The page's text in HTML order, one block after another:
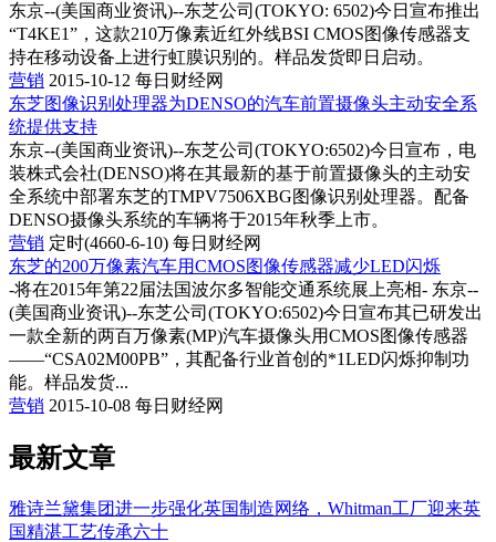
东京--(美国商业资讯)--东芝公司(TOKYO: 6502)今日宣布推出
“T4KE1”，这款210万像素近红外线BSI CMOS图像传感器支
持在移动设备上进行虹膜识别的。样品发货即日启动。
营销 2015-10-12 每日财经网
东芝图像识别处理器为DENSO的汽车前置摄像头主动安全系
统提供支持
东京--(美国商业资讯)--东芝公司(TOKYO:6502)今日宣布，电
装株式会社(DENSO)将在其最新的基于前置摄像头的主动安
全系统中部署东芝的TMPV7506XBG图像识别处理器。配备
DENSO摄像头系统的车辆将于2015年秋季上市。
营销 定时(4660-6-10) 每日财经网
东芝的200万像素汽车用CMOS图像传感器减少LED闪烁
-将在2015年第22届法国波尔多智能交通系统展上亮相- 东京--
(美国商业资讯)--东芝公司(TOKYO:6502)今日宣布其已研发出
一款全新的两百万像素(MP)汽车摄像头用CMOS图像传感器
——“CSA02M00PB”，其配备行业首创的*1LED闪烁抑制功
能。样品发货...
营销 2015-10-08 每日财经网
最新文章
雅诗兰黛集团进一步强化英国制造网络，Whitman工厂迎来英
国精湛工艺传承六十